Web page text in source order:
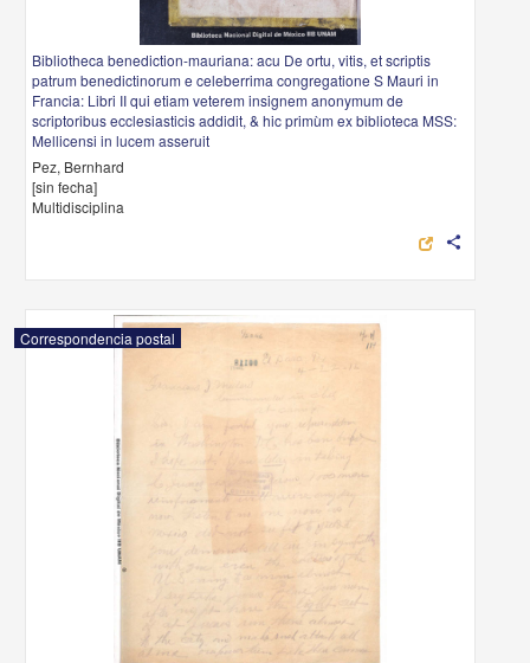
Bibliotheca benediction-mauriana: acu De ortu, vitis, et scriptis
patrum benedictinorum e celeberrima congregatione S Mauri in
Francia: Libri II qui etiam veterem insignem anonymum de
scriptoribus ecclesiasticis addidit, & hic primùm ex biblioteca MSS:
Mellicensi in lucem asseruit
Pez, Bernhard
[sin fecha]
Multidisciplina
share
Correspondencia postal